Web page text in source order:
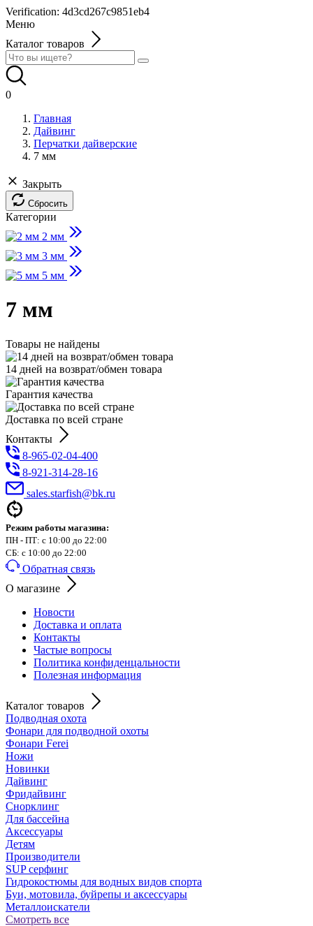
Verification: 4d3cd267c9851eb4
Меню
Каталог товаров
0
Главная
Дайвинг
Перчатки дайверские
7 мм
Закрыть
Сбросить
Категории
2 мм
3 мм
5 мм
7 мм
Товары не найдены
14 дней на возврат/обмен товара
Гарантия качества
Доставка по всей стране
Контакты
8-965-02-04-400
8-921-314-28-16
sales.starfish@bk.ru
Режим работы магазина:
ПН - ПТ: с 10:00 до 22:00
СБ: с 10:00 до 22:00
Обратная связь
О магазине
Новости
Доставка и оплата
Контакты
Частые вопросы
Политика конфиденцальности
Полезная информация
Каталог товаров
Подводная охота
Фонари для подводной охоты
Фонари Ferei
Ножи
Новинки
Дайвинг
Фридайвинг
Снорклинг
Для бассейна
Аксессуары
Детям
Производители
SUP серфинг
Гидрокостюмы для водных видов спорта
Буи, мотовила, буйрепы и аксессуары
Металлоискатели
Смотреть все